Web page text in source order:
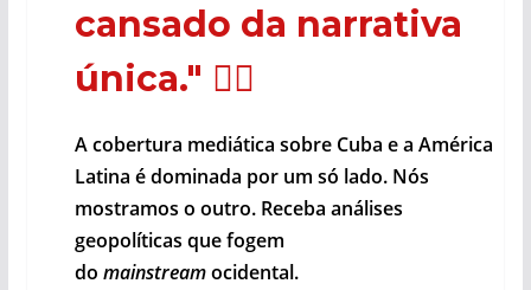
cansado da narrativa
única." 🕵️‍♂️
A cobertura mediática sobre Cuba e a América
Latina é dominada por um só lado. Nós
mostramos o outro. Receba análises
geopolíticas que fogem
do mainstreamocidental.